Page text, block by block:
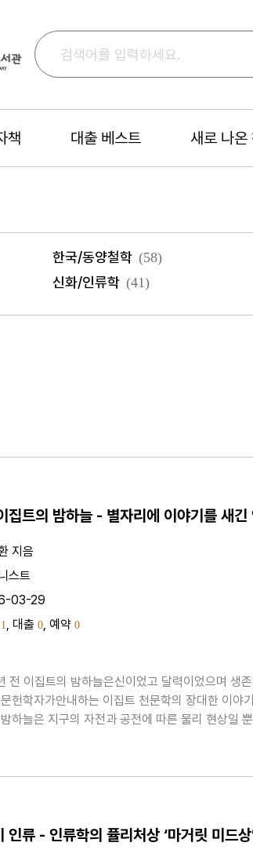
책 대출 베스트 새로 나온
한국/동양철학 (58)
신화/인류학 (41)
집트의 밤하늘 - 별자리에 이야기를 새긴
지음
스트
03-29
1, 대출 0, 예약 0
전 이집트의 밤하늘은신이었고 달력이었으며 생
헌학자가안내하는 이집트 천문학의 장대한 이야
하늘은 지구의 자전과 공전에 따른 물리 현상일
인류 - 인류학의 퓰리처상 ‘마거릿 미드